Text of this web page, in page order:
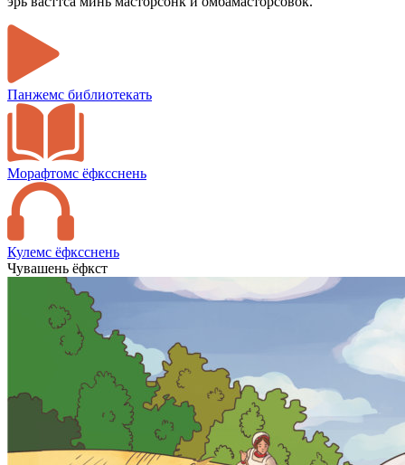
Панжемс библиотекать
Морафтомс ёфксснень
Кулемс ёфксснень
Чувашень ёфкст